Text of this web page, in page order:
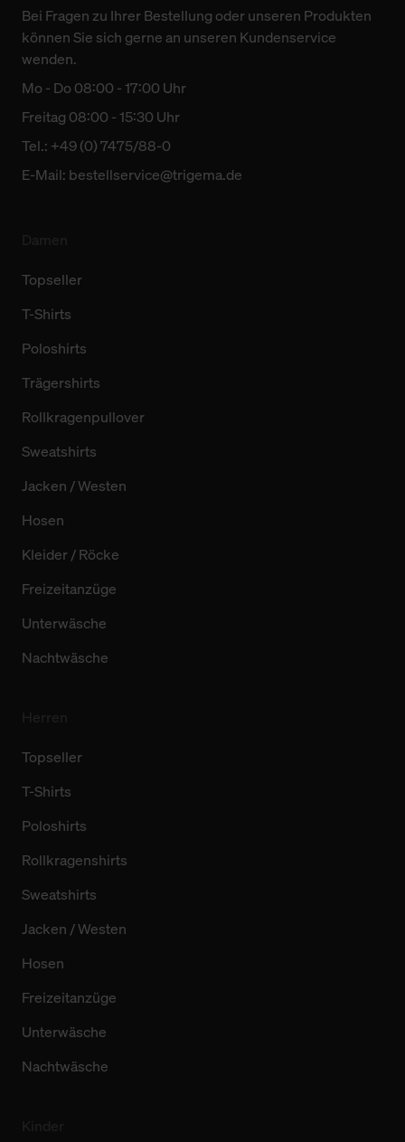
Bei Fragen zu Ihrer Bestellung oder unseren Produkten
können Sie sich gerne an unseren Kundenservice
wenden.
Mo - Do 08:00 - 17:00 Uhr
Freitag 08:00 - 15:30 Uhr
Tel.: +49 (0) 7475/88-0
E-Mail: bestellservice@trigema.de
Topseller
T-Shirts
Poloshirts
Trägershirts
Rollkragenpullover
Sweatshirts
Jacken / Westen
Hosen
Kleider / Röcke
Freizeitanzüge
Unterwäsche
Nachtwäsche
Topseller
T-Shirts
Poloshirts
Rollkragenshirts
Sweatshirts
Jacken / Westen
Hosen
Freizeitanzüge
Unterwäsche
Nachtwäsche